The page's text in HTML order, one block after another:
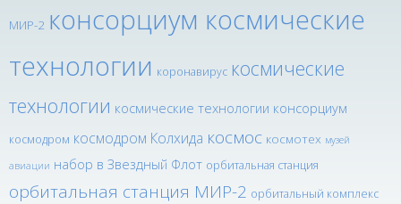
МИР-2 консорциум космические
технологии коронавирус космические
технологии космические технологии консорциум
космодром космодром Колхида космос космотех музей
авиации набор в Звездный Флот орбитальная станция
орбитальная станция МИР-2 орбитальный комплекс